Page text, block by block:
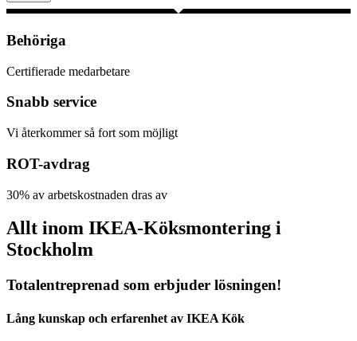
Behöriga
Certifierade medarbetare
Snabb service
Vi återkommer så fort som möjligt
ROT-avdrag
30% av arbetskostnaden dras av
Allt inom IKEA-Köksmontering i
Stockholm
Totalentreprenad som erbjuder lösningen!
Lång kunskap och erfarenhet av IKEA Kök